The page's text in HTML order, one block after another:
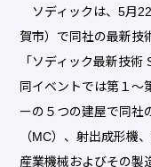
ソディックは、5月
賀市）で同社の最新技
「ソディック最新技術
同イベントでは第１～
ーの５つの建屋で同社
（MC）、射出成形機
産業機械およびその製